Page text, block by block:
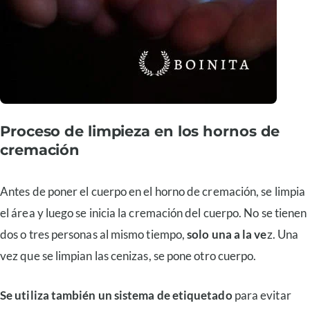
Proceso de limpieza en los hornos de
cremación
Antes de poner el cuerpo en el horno de cremación, se limpia
el área y luego se inicia la cremación del cuerpo. No se tienen
dos o tres personas al mismo tiempo,solo una a la vez. Una
vez que se limpian las cenizas, se pone otro cuerpo.
Se utiliza también un sistema de etiquetadopara evitar